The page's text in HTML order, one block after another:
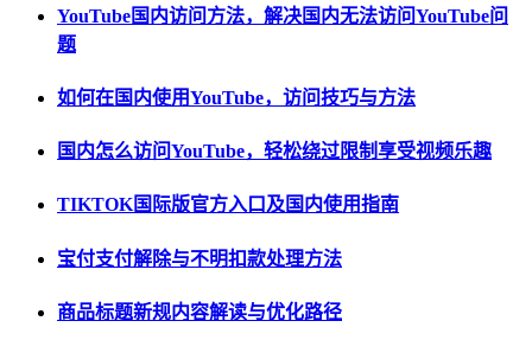
YouTube国内访问方法，解决国内无法访问YouTube问
题
如何在国内使用YouTube，访问技巧与方法
国内怎么访问YouTube，轻松绕过限制享受视频乐趣
TIKTOK国际版官方入口及国内使用指南
宝付支付解除与不明扣款处理方法
商品标题新规内容解读与优化路径